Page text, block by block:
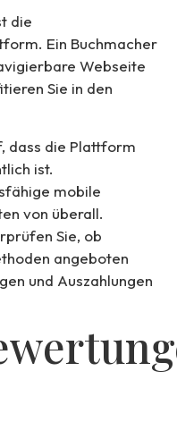
die
Ein Buchmacher
Webseite
Sie in den
dass die Plattform
ist.
mobile
von überall.
Sie, ob
angeboten
und Auszahlungen